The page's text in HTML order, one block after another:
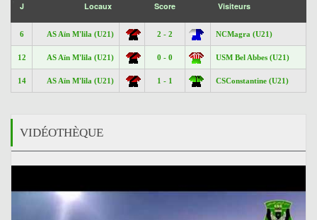
J Locaux Score Visiteurs
6 AS Aïn M'lila (U21) 2 - 2 NCMagra (U21)
12 AS Aïn M'lila (U21) 0 - 0 USM Bel Abbes (U21)
14 AS Aïn M'lila (U21) 1 - 1 CSConstantine (U21)
VIDÉOTHÈQUE